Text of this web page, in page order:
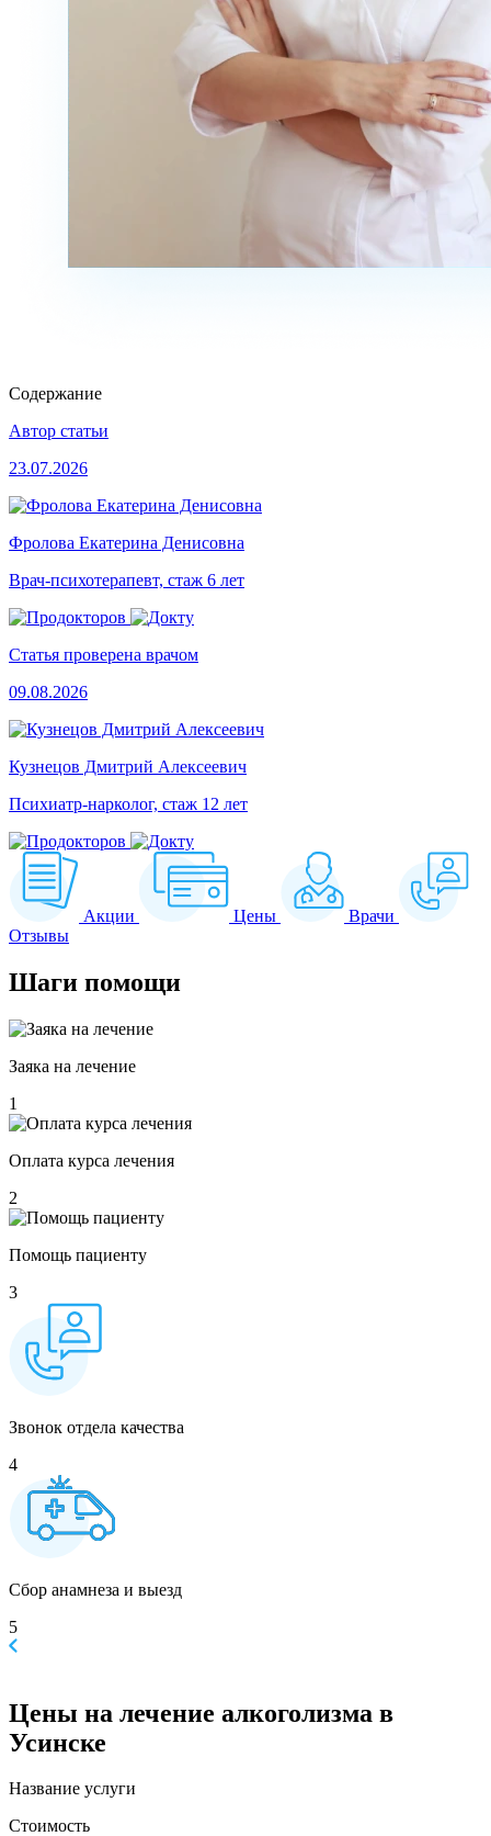
Содержание
Автор статьи
23.07.2026
Фролова Екатерина Денисовна
Врач-психотерапевт, стаж 6 лет
Статья проверена врачом
09.08.2026
Кузнецов Дмитрий Алексеевич
Психиатр-нарколог, стаж 12 лет
Акции Цены
Врачи
Отзывы
Шаги помощи
Заяка на лечение
1
Оплата курса лечения
2
Помощь пациенту
3
Звонок отдела качества
4
Сбор анамнеза и выезд
5
Цены на лечение алкоголизма в
Усинске
Название услуги
Стоимость